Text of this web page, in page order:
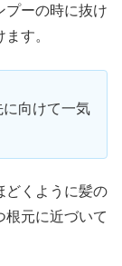
プーの時に抜け
す。
向けて一気
どくように髪の
根元に近づいて